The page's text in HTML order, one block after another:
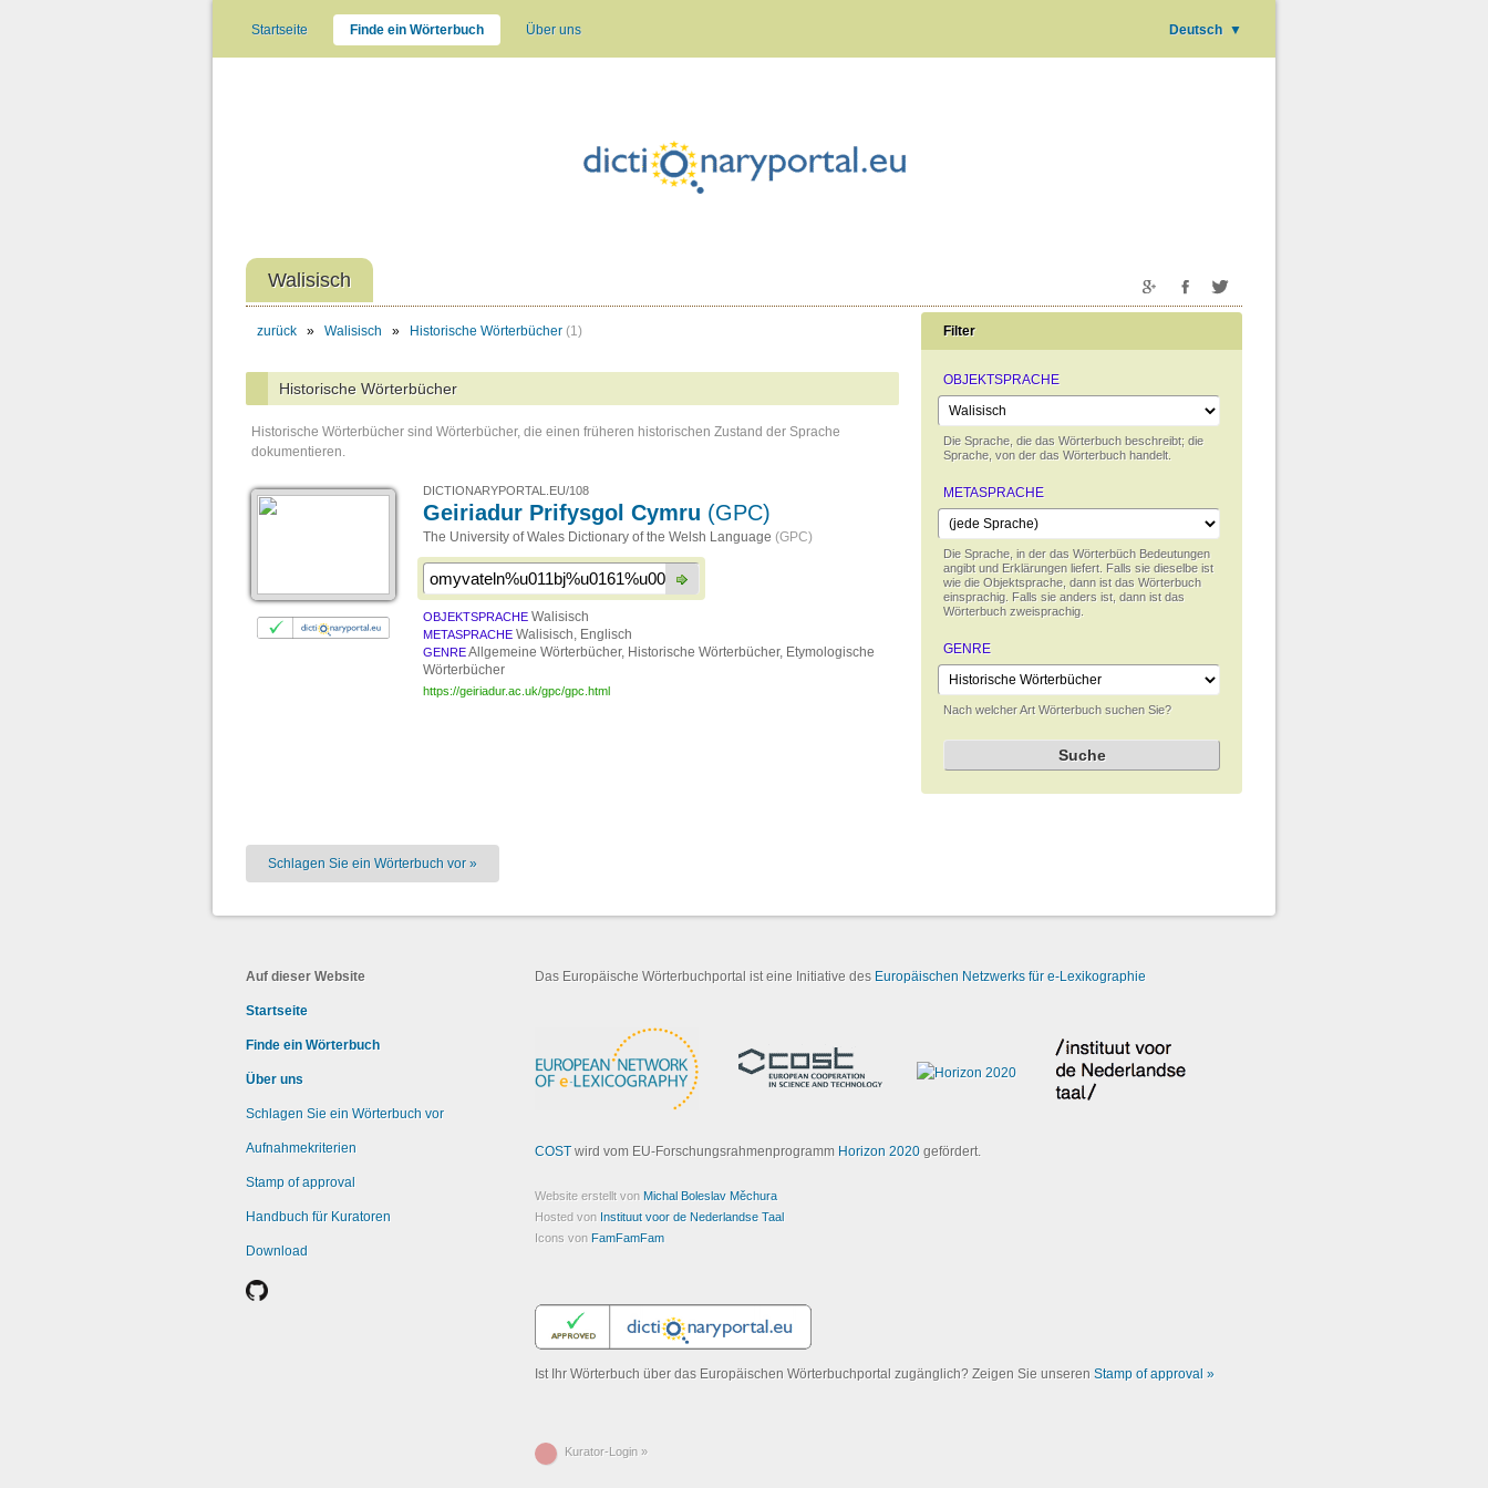
Startseite Finde ein Wörterbuch Über uns Deutsch ▼
Walisisch
Filter
OBJEKTSPRACHE
Die Sprache, die das Wörterbuch beschreibt; die
Sprache, von der das Wörterbuch handelt.
METASPRACHE
Die Sprache, in der das Wörterbüch Bedeutungen
angibt und Erklärungen liefert. Falls sie dieselbe ist
wie die Objektsprache, dann ist das Wörterbuch
einsprachig. Falls sie anders ist, dann ist das
Wörterbuch zweisprachig.
GENRE
Nach welcher Art Wörterbuch suchen Sie?
zurück » Walisisch » Historische Wörterbücher (1)
Historische Wörterbücher
Historische Wörterbücher sind Wörterbücher, die einen früheren historischen Zustand der Sprache
dokumentieren.
DICTIONARYPORTAL.EU/108
Geiriadur Prifysgol Cymru (GPC)
The University of Wales Dictionary of the Welsh Language (GPC)
OBJEKTSPRACHE Walisisch
METASPRACHE Walisisch, Englisch
GENREAllgemeine Wörterbücher, Historische Wörterbücher, Etymologische
Wörterbücher
https://geiriadur.ac.uk/gpc/gpc.html
Schlagen Sie ein Wörterbuch vor »
Auf dieser Website
Startseite
Finde ein Wörterbuch
Über uns
Schlagen Sie ein Wörterbuch vor
Aufnahmekriterien
Stamp of approval
Handbuch für Kuratoren
Download
Das Europäische Wörterbuchportal ist eine Initiative des Europäischen Netzwerks für e-Lexikographie
COSTwird vom EU-Forschungsrahmenprogramm Horizon 2020 gefördert.
Website erstellt von Michal Boleslav Měchura
Hosted von Instituut voor de Nederlandse Taal
Icons von FamFamFam
Ist Ihr Wörterbuch über das Europäischen Wörterbuchportal zugänglich? Zeigen Sie unseren Stamp of approval »
Kurator-Login »